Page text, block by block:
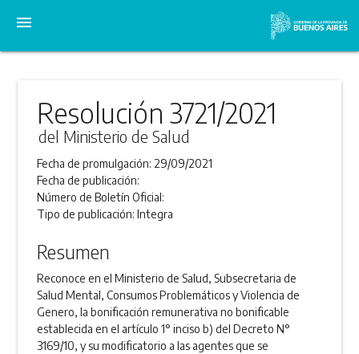
menu
Resolución 3721/2021
del Ministerio de Salud
Fecha de promulgación: 29/09/2021
Fecha de publicación:
Número de Boletín Oficial:
Tipo de publicación:Integra
Resumen
Reconoce en el Ministerio de Salud, Subsecretaria de
Salud Mental, Consumos Problemáticos y Violencia de
Genero, la bonificación remunerativa no bonificable
establecida en el artículo 1° inciso b) del Decreto N°
3169/10, y su modificatorio a las agentes que se